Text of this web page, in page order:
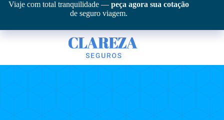
Pular
conteúdo
Viaje com total tranquilidade — peça agora sua cotação
de seguro viagem.